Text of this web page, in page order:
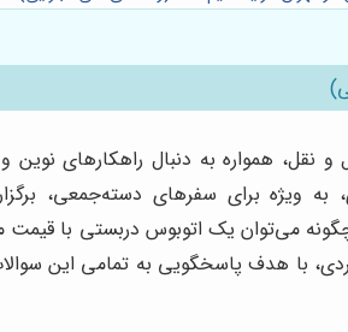
همواره به دنبال راهکارهای نوین
به ویژه برای سفرهای دسته‌جمعی،
می‌توان یک اتوبوس دربستی با
با هدف پاسخگویی به تمامی این